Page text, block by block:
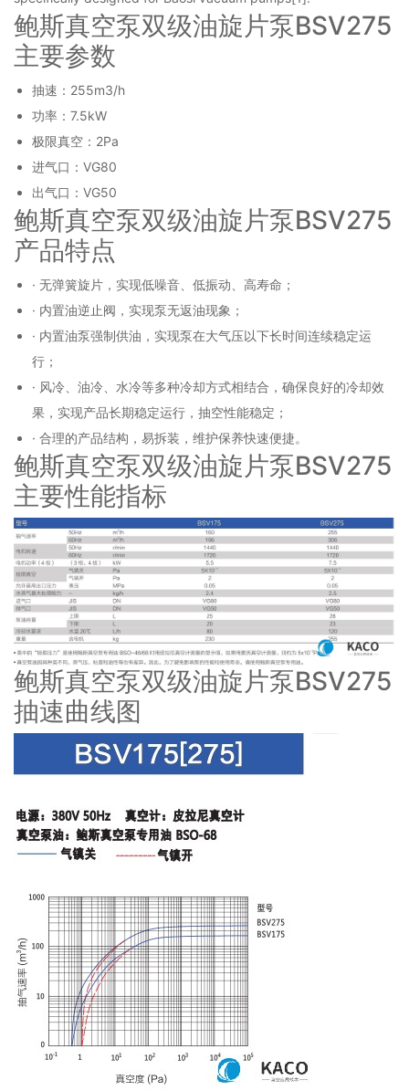
鲍斯真空泵双级油旋片泵BSV275
主要参数
抽速：255m3/h
功率：7.5kW
极限真空：2Pa
进气口：VG80
出气口：VG50
鲍斯真空泵双级油旋片泵BSV275
产品特点
· 无弹簧旋片，实现低噪音、低振动、高寿命；
· 内置油逆止阀，实现泵无返油现象；
· 内置油泵强制供油，实现泵在大气压以下长时间连续稳定运
行；
· 风冷、油冷、水冷等多种冷却方式相结合，确保良好的冷却效
果，实现产品长期稳定运行，抽空性能稳定；
· 合理的产品结构，易拆装，维护保养快速便捷。
鲍斯真空泵双级油旋片泵BSV275
主要性能指标
鲍斯真空泵双级油旋片泵BSV275
抽速曲线图